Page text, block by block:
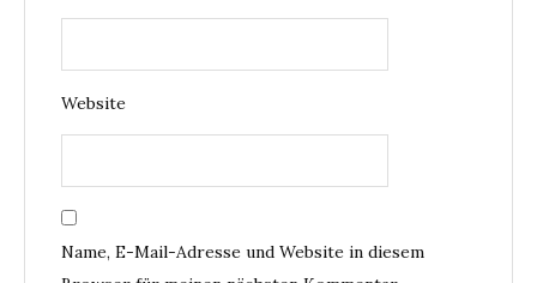
Website
Name, E-Mail-Adresse und Website in diesem